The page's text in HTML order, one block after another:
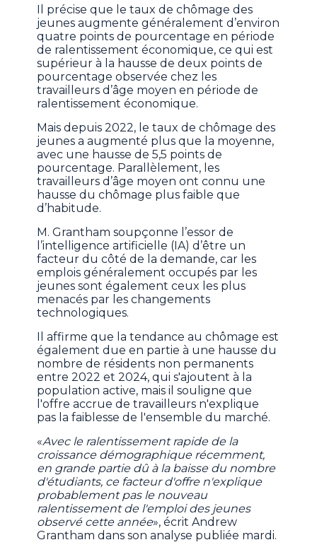
Il précise que le taux de chômage des
jeunes augmente généralement d’environ
quatre points de pourcentage en période
de ralentissement économique, ce qui est
supérieur à la hausse de deux points de
pourcentage observée chez les
travailleurs d’âge moyen en période de
ralentissement économique.
Mais depuis 2022, le taux de chômage des
jeunes a augmenté plus que la moyenne,
avec une hausse de 5,5 points de
pourcentage. Parallèlement, les
travailleurs d’âge moyen ont connu une
hausse du chômage plus faible que
d’habitude.
M. Grantham soupçonne l’essor de
l’intelligence artificielle (IA) d’être un
facteur du côté de la demande, car les
emplois généralement occupés par les
jeunes sont également ceux les plus
menacés par les changements
technologiques.
Il affirme que la tendance au chômage est
également due en partie à une hausse du
nombre de résidents non permanents
entre 2022 et 2024, qui s'ajoutent à la
population active, mais il souligne que
l'offre accrue de travailleurs n'explique
pas la faiblesse de l'ensemble du marché.
«Avec le ralentissement rapide de la
croissance démographique récemment,
en grande partie dû à la baisse du nombre
d'étudiants, ce facteur d'offre n'explique
probablement pas le nouveau
ralentissement de l'emploi des jeunes
observé cette année», écrit Andrew
Grantham dans son analyse publiée mardi.